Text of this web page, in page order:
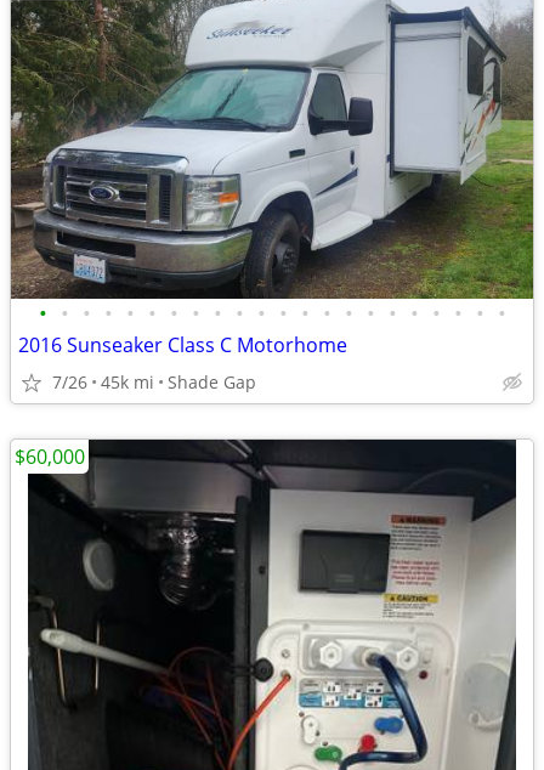
• • • • • • • • • • • • • • • • • • • • • •
2016 Sunseaker Class C Motorhome
7/26 45k mi Shade Gap
$60,000